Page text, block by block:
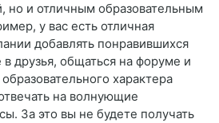
но и отличным образовательным
у вас есть отличная
добавлять понравившихся
в друзья, общаться на форуме и
характера
на волнующие
За это вы не будете получать